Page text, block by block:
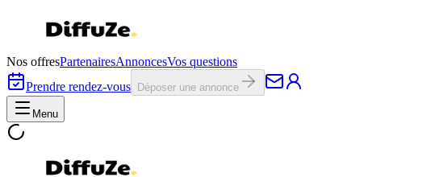
Nos offresPartenairesAnnoncesVos questions
Prendre rendez-vous
Déposer une annonce
Menu